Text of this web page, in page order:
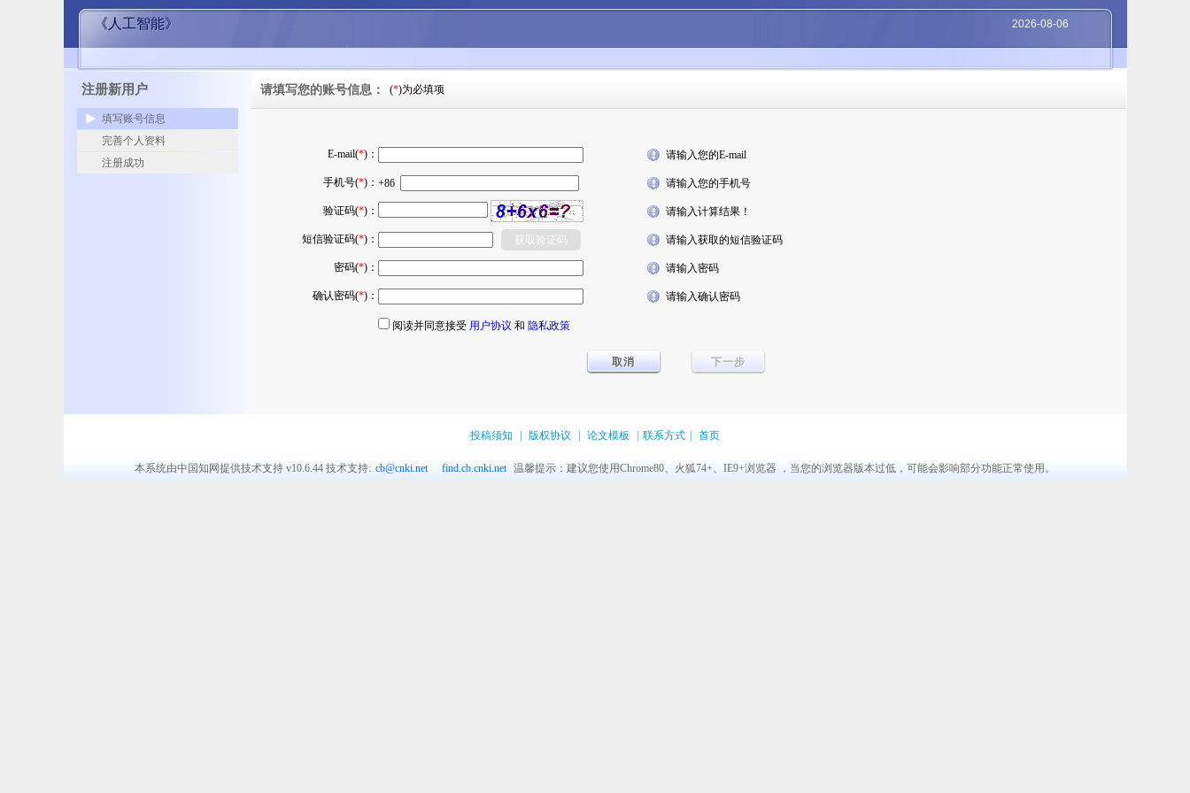
《人工智能》 2026-08-06
注册新用户
填写账号信息
完善个人资料
注册成功
请填写您的账号信息： (*)为必填项
E-mail(*)： 请输入您的E-mail
手机号(*)： +86 请输入您的手机号
验证码(*)： 请输入计算结果！
短信验证码(*)： 请输入获取的短信验证码
密码(*)： 请输入密码
确认密码(*)： 请输入确认密码
阅读并同意接受 用户协议 和 隐私政策
投稿须知 版权协议 论文模板 联系方式 首页
本系统由中国知网提供技术支持 v10.6.44 技术支持: cb@cnki.net find.cb.cnki.net 温馨提示：建议您使用Chrome80、火狐74+、IE9+浏览器 ，当您的浏览器版本过低，可能会影响部分功能正常使用。